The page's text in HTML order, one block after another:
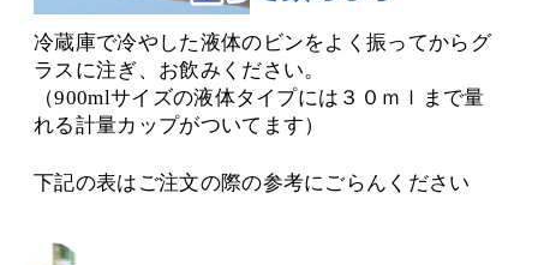
冷蔵庫で冷やした液体のビンをよく振ってからグ
ラスに注ぎ、お飲みください。
（900mlサイズの液体タイプには３０ｍｌまで量
れる計量カップがついてます）
下記の表はご注文の際の参考にごらんください